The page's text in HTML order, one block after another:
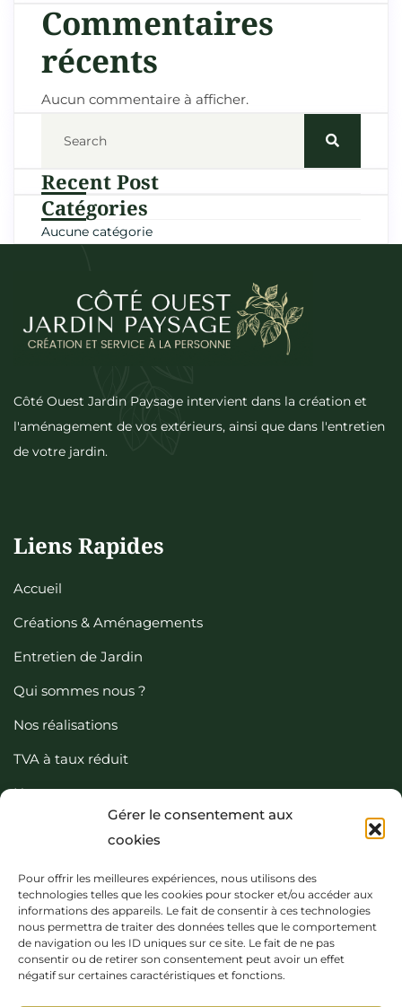
Gérer le consentement aux
cookies
Pour offrir les meilleures expériences, nous utilisons des
technologies telles que les cookies pour stocker et/ou accéder aux
informations des appareils. Le fait de consentir à ces technologies
nous permettra de traiter des données telles que le comportement
de navigation ou les ID uniques sur ce site. Le fait de ne pas
consentir ou de retirer son consentement peut avoir un effet
négatif sur certaines caractéristiques et fonctions.
Commentaires
récents
Aucun commentaire à afficher.
Recent Post
Catégories
Aucune catégorie
Côté Ouest Jardin Paysage intervient dans la création et
l'aménagement de vos extérieurs, ainsi que dans l'entretien
de votre jardin.
Liens Rapides
Accueil
Créations & Aménagements
Entretien de Jardin
Qui sommes nous ?
Nos réalisations
TVA à taux réduit
Nous contacter
Nos Coordonées
06 36 15 23 55
contact@cojp.fr